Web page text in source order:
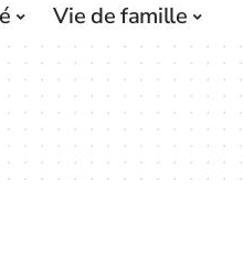
Vie de famille